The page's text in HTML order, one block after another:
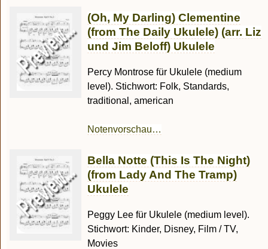
(Oh, My Darling) Clementine
(from The Daily Ukulele) (arr. Liz
und Jim Beloff) Ukulele
Percy Montrose für Ukulele (medium
level). Stichwort: Folk, Standards,
traditional, american
Notenvorschau…
Bella Notte (This Is The Night)
(from Lady And The Tramp)
Ukulele
Peggy Lee für Ukulele (medium level).
Stichwort: Kinder, Disney, Film / TV,
Movies